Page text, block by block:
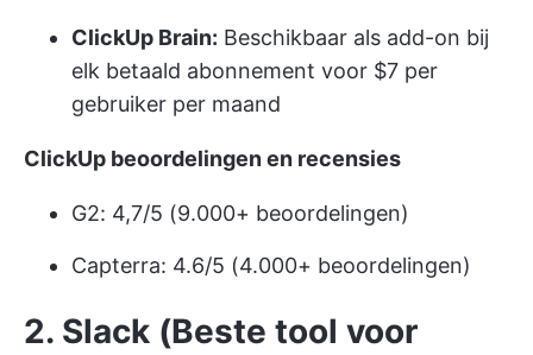
ClickUp Brain: Beschikbaar als add-on bij
elk betaald abonnement voor $7 per
gebruiker per maand
ClickUp beoordelingen en recensies
G2: 4,7/5 (9.000+ beoordelingen)
Capterra: 4.6/5 (4.000+ beoordelingen)
2. Slack (Beste tool voor